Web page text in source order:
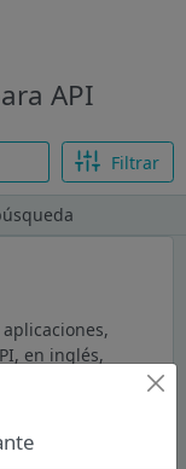
API
Filtrar
en inglés,
es un
y
biblioteca para
una capa de